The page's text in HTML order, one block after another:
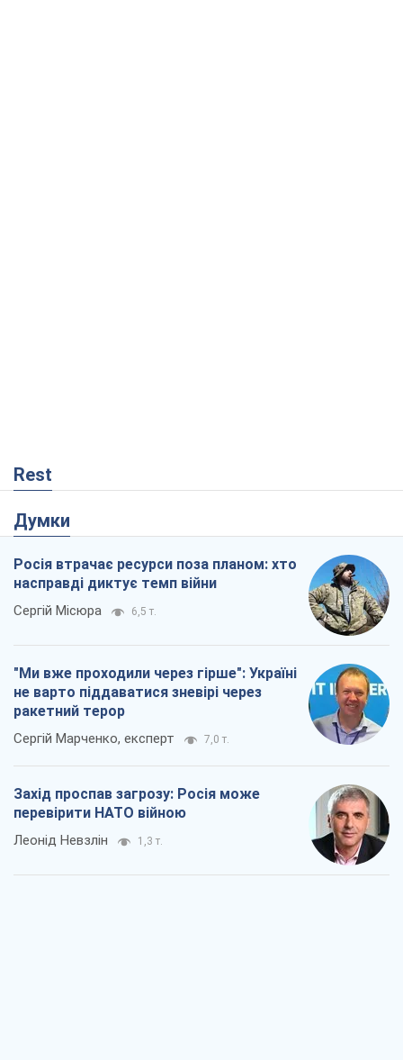
Rest
Думки
Росія втрачає ресурси поза планом: хто
насправді диктує темп війни
Сергій Місюра 6,5 т.
"Ми вже проходили через гірше": Україні
не варто піддаватися зневірі через
ракетний терор
Сергій Марченко, експерт 7,0 т.
Захід проспав загрозу: Росія може
перевірити НАТО війною
Леонід Невзлін 1,3 т.